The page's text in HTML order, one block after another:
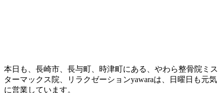
本日も、長崎市、長与町、時津町にある、やわら整骨院ミス
ターマックス院、リラクゼーションyawaraは、日曜日も元気
に営業しています。